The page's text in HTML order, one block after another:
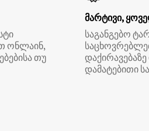
ონლაინ,
თუ
მარტივი,
საგანგებო
დამატებითი